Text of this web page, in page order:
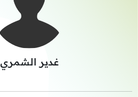
غدير الشمري